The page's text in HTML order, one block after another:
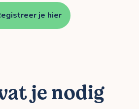
je hier
je nodig